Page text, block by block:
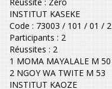
INSTITUT KASEKE
Code : 73003 / 101 / 01 / 2
Participants : 2
Réussites : 2
1 MOMA MAYALALE M 50
2 NGOY WA TWITE M 53
INSTITUT KAOZE